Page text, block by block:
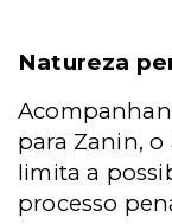
Natureza
para Zanin, o
limita a
processo